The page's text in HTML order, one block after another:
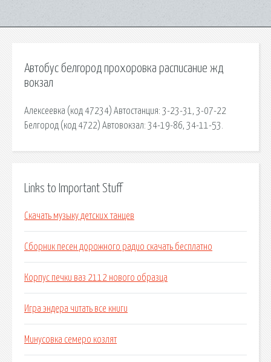
Автобус белгород прохоровка расписание жд
вокзал
Алексеевка (код 47234) Автостанция: 3-23-31, 3-07-22
Белгород (код 4722) Автовокзал: 34-19-86, 34-11-53.
Links to Important Stuff
Скачать музыку детских танцев
Сборник песен дорожного радио скачать бесплатно
Корпус печки ваз 2112 нового образца
Игра эндера читать все книги
Минусовка семеро козлят